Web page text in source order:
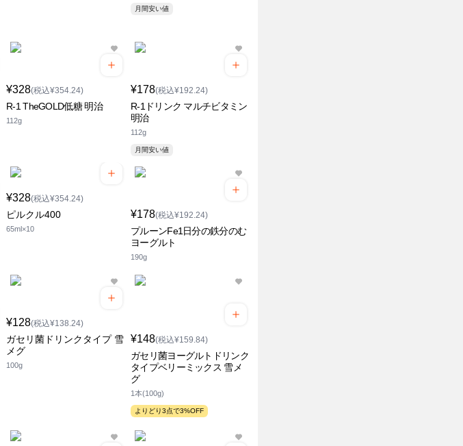
月間安い値
¥328(税込¥354.24)
R-1 TheGOLD低糖 明治
112g
¥178(税込¥192.24)
R-1ドリンク マルチビタミン
明治
112g
月間安い値
¥328(税込¥354.24)
ピルクル400
65ml×10
¥178(税込¥192.24)
プルーンFe1日分の鉄分のむ
ヨーグルト
190g
¥128(税込¥138.24)
ガセリ菌ドリンクタイプ 雪
メグ
100g
¥148(税込¥159.84)
ガセリ菌ヨーグルトドリンク
タイプベリーミックス 雪メ
グ
1本(100g)
よりどり3点で3%OFF